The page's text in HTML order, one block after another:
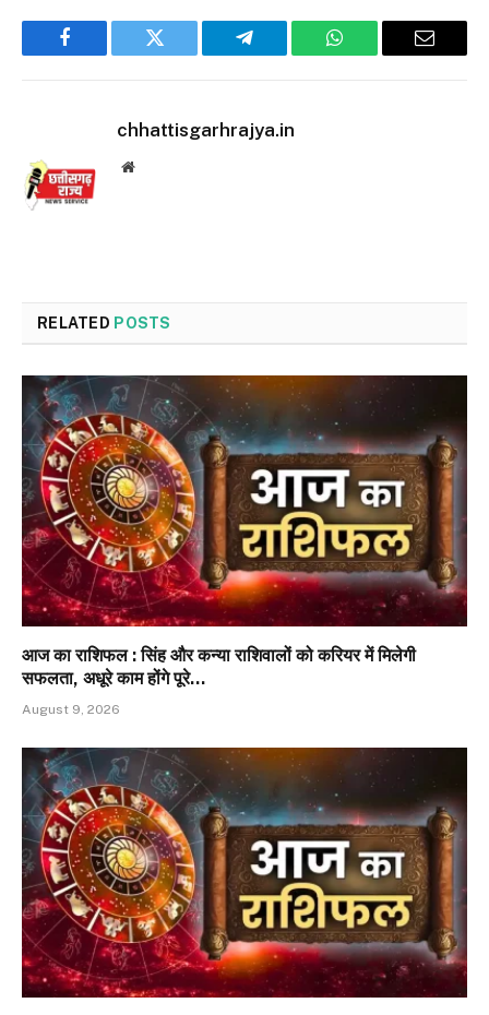
Facebook Twitter Telegram WhatsApp Email
chhattisgarhrajya.in
Website
RELATED POSTS
आज का राशिफल : सिंह और कन्या राशिवालों को करियर में मिलेगी
सफलता, अधूरे काम होंगे पूरे…
August 9, 2026